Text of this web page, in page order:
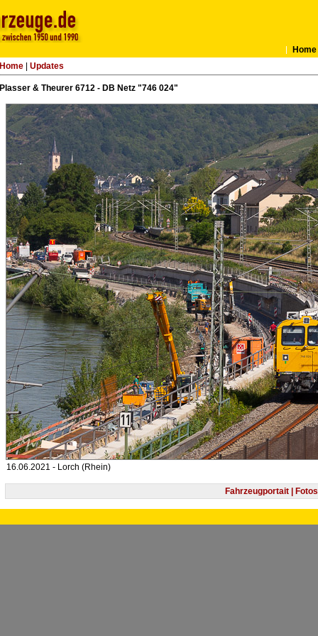
Home
Home| Updates
Plasser & Theurer 6712 - DB Netz "746 024"
16.06.2021 - Lorch (Rhein)
Fahrzeugportait | Fotos